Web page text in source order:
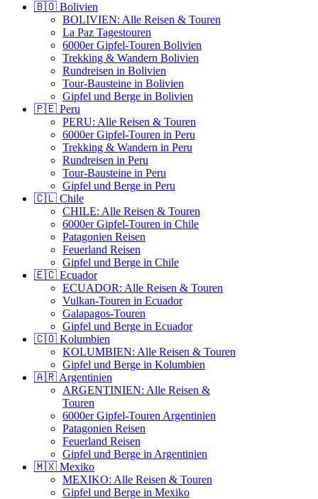
🇧🇴 Bolivien
BOLIVIEN: Alle Reisen & Touren
La Paz Tagestouren
6000er Gipfel-Touren Bolivien
Trekking & Wandern Bolivien
Rundreisen in Bolivien
Tour-Bausteine in Bolivien
Gipfel und Berge in Bolivien
🇵🇪 Peru
PERU: Alle Reisen & Touren
6000er Gipfel-Touren in Peru
Trekking & Wandern in Peru
Rundreisen in Peru
Tour-Bausteine in Peru
Gipfel und Berge in Peru
🇨🇱 Chile
CHILE: Alle Reisen & Touren
6000er Gipfel-Touren in Chile
Patagonien Reisen
Feuerland Reisen
Gipfel und Berge in Chile
🇪🇨 Ecuador
ECUADOR: Alle Reisen & Touren
Vulkan-Touren in Ecuador
Galapagos-Touren
Gipfel und Berge in Ecuador
🇨🇴 Kolumbien
KOLUMBIEN: Alle Reisen & Touren
Gipfel und Berge in Kolumbien
🇦🇷 Argentinien
ARGENTINIEN: Alle Reisen &
Touren
6000er Gipfel-Touren Argentinien
Patagonien Reisen
Feuerland Reisen
Gipfel und Berge in Argentinien
🇲🇽 Mexiko
MEXIKO: Alle Reisen & Touren
Gipfel und Berge in Mexiko